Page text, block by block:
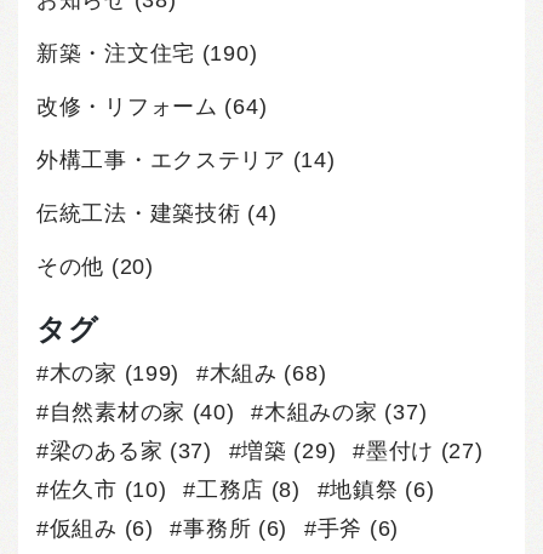
新築・注文住宅 (190)
改修・リフォーム (64)
外構工事・エクステリア (14)
伝統工法・建築技術 (4)
その他 (20)
タグ
木の家 (199) 木組み (68)
自然素材の家 (40) 木組みの家 (37)
梁のある家 (37) 増築 (29) 墨付け (27)
佐久市 (10) 工務店 (8) 地鎮祭 (6)
仮組み (6) 事務所 (6) 手斧 (6)